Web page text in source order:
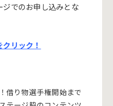
でのお申し込みとな
リック！
借り物選手権開始まで